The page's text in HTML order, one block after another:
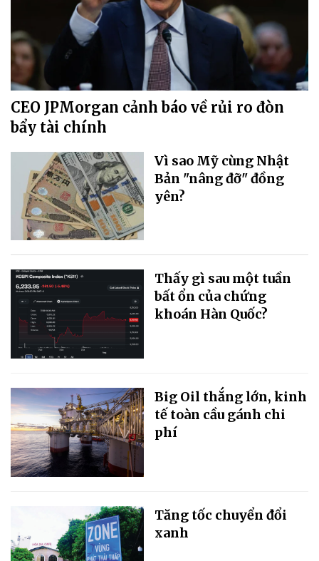
CEO JPMorgan cảnh báo về rủi ro đòn
bẩy tài chính
Vì sao Mỹ cùng Nhật
Bản "nâng đỡ" đồng
yên?
Thấy gì sau một tuần
bất ổn của chứng
khoán Hàn Quốc?
Big Oil thắng lớn, kinh
tế toàn cầu gánh chi
phí
Tăng tốc chuyển đổi
xanh